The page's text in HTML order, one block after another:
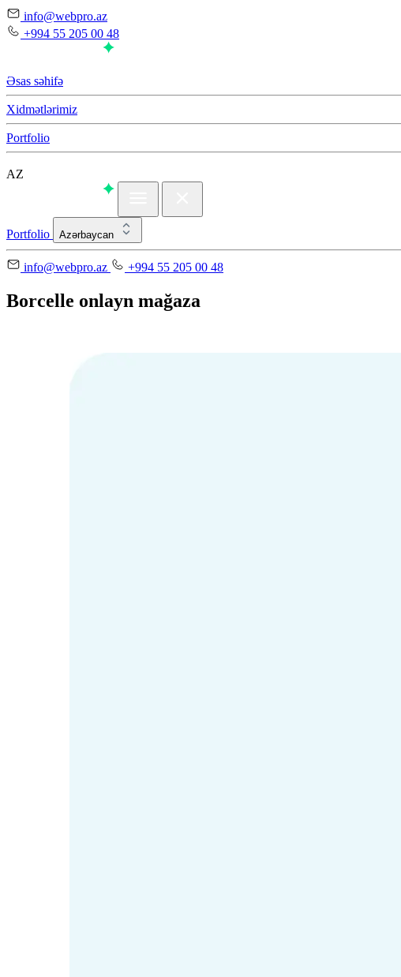
info@webpro.az
+994 55 205 00 48
Əsas səhifə
Xidmətlərimiz
Portfolio
AZ
Portfolio Azərbaycan
info@webpro.az +994 55 205 00 48
Borcelle onlayn mağaza